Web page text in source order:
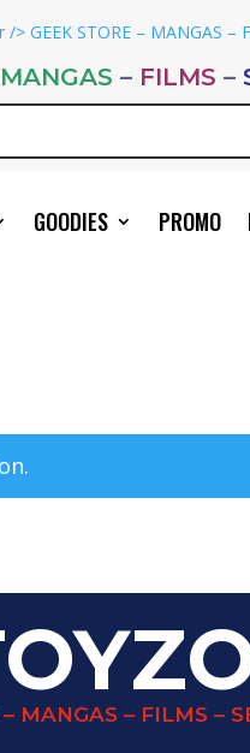
MANGAS – FILMS –
GOODIES PROMO
MANGAS – FILMS –